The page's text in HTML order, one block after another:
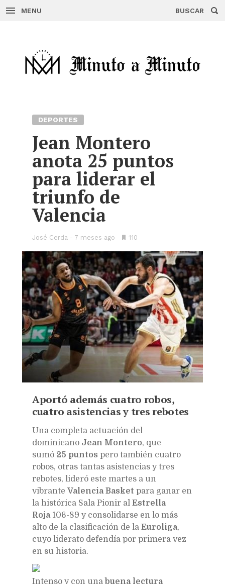
MENU BUSCAR
DEPORTES
Jean Montero
anota 25 puntos
para liderar el
triunfo de
Valencia
José Cerda 7 meses ago
•110
Aportó además cuatro robos,
cuatro asistencias y tres rebotes
Una completa actuación del
dominicano Jean Montero, que
sumó 25 puntos pero también cuatro
robos, otras tantas asistencias y tres
rebotes, lideró este martes a un
vibrante Valencia Basket para ganar en
la histórica Sala Pionir al Estrella
Roja 106-89 y consolidarse en lo más
alto de la clasificación de la Euroliga,
cuyo liderato defendía por primera vez
en su historia.
Intenso y con una buena lectura